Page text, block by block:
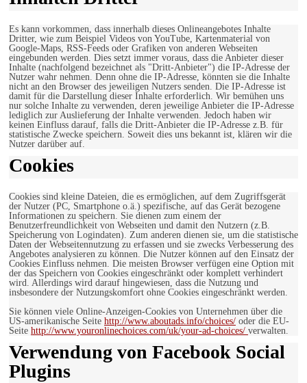
Es kann vorkommen, dass innerhalb dieses Onlineangebotes Inhalte
Dritter, wie zum Beispiel Videos von YouTube, Kartenmaterial von
Google-Maps, RSS-Feeds oder Grafiken von anderen Webseiten
eingebunden werden. Dies setzt immer voraus, dass die Anbieter dieser
Inhalte (nachfolgend bezeichnet als "Dritt-Anbieter") die IP-Adresse der
Nutzer wahr nehmen. Denn ohne die IP-Adresse, könnten sie die Inhalte
nicht an den Browser des jeweiligen Nutzers senden. Die IP-Adresse ist
damit für die Darstellung dieser Inhalte erforderlich. Wir bemühen uns
nur solche Inhalte zu verwenden, deren jeweilige Anbieter die IP-Adresse
lediglich zur Auslieferung der Inhalte verwenden. Jedoch haben wir
keinen Einfluss darauf, falls die Dritt-Anbieter die IP-Adresse z.B. für
statistische Zwecke speichern. Soweit dies uns bekannt ist, klären wir die
Nutzer darüber auf.
Cookies
Cookies sind kleine Dateien, die es ermöglichen, auf dem Zugriffsgerät
der Nutzer (PC, Smartphone o.ä.) spezifische, auf das Gerät bezogene
Informationen zu speichern. Sie dienen zum einem der
Benutzerfreundlichkeit von Webseiten und damit den Nutzern (z.B.
Speicherung von Logindaten). Zum anderen dienen sie, um die statistische
Daten der Webseitennutzung zu erfassen und sie zwecks Verbesserung des
Angebotes analysieren zu können. Die Nutzer können auf den Einsatz der
Cookies Einfluss nehmen. Die meisten Browser verfügen eine Option mit
der das Speichern von Cookies eingeschränkt oder komplett verhindert
wird. Allerdings wird darauf hingewiesen, dass die Nutzung und
insbesondere der Nutzungskomfort ohne Cookies eingeschränkt werden.
Sie können viele Online-Anzeigen-Cookies von Unternehmen über die
US-amerikanische Seite http://www.aboutads.info/choices/ oder die EU-
Seite http://www.youronlinechoices.com/uk/your-ad-choices/ verwalten.
Verwendung von Facebook Social
Plugins